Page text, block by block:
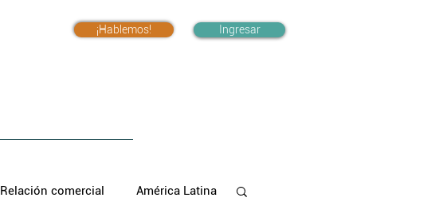
¡Hablemos! Ingresar
Relación comercial América Latina